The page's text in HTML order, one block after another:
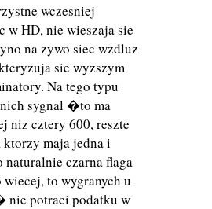
wczesniej
w HD, nie wieszaja sie
na zywo siec wzdluz
sie wyzszym
Na tego typu
sygnal �to ma
niz cztery 600, reszte
maja jedna i
czarna flaga
to wygranych u
nie potraci podatku w